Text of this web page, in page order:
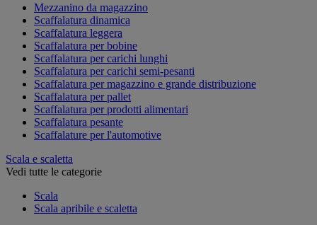
Mezzanino da magazzino
Scaffalatura dinamica
Scaffalatura leggera
Scaffalatura per bobine
Scaffalatura per carichi lunghi
Scaffalatura per carichi semi-pesanti
Scaffalatura per magazzino e grande distribuzione
Scaffalatura per pallet
Scaffalatura per prodotti alimentari
Scaffalatura pesante
Scaffalature per l'automotive
Scala e scaletta
Vedi tutte le categorie
Scala
Scala apribile e scaletta